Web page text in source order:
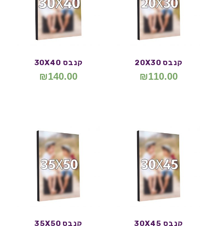
קנבס 20X30
₪110.00
קנבס 30X40
₪140.00
קנבס 30X45 קנבס 35X50